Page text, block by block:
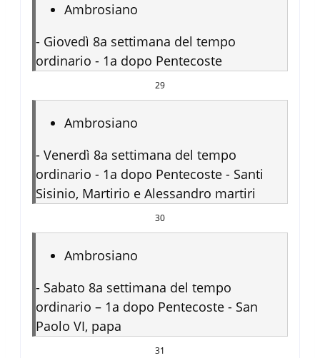
Ambrosiano
- Giovedì 8a settimana del tempo
ordinario - 1a dopo Pentecoste
29
Ambrosiano
- Venerdì 8a settimana del tempo
ordinario - 1a dopo Pentecoste - Santi
Sisinio, Martirio e Alessandro martiri
30
Ambrosiano
- Sabato 8a settimana del tempo
ordinario – 1a dopo Pentecoste - San
Paolo VI, papa
31